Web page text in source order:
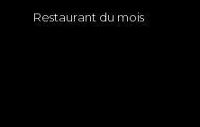
Restaurant du mois